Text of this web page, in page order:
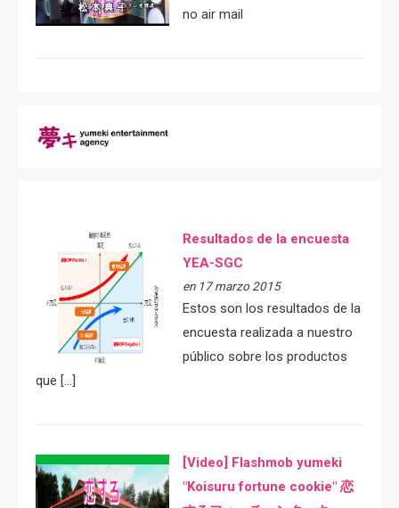
no air mail
Resultados de la encuesta
YEA-SGC
en 17 marzo 2015
Estos son los resultados de la
encuesta realizada a nuestro
público sobre los productos
que […]
[Video] Flashmob yumeki
"Koisuru fortune cookie" 恋